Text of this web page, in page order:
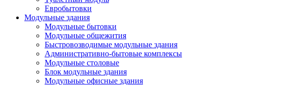
Евробытовки
Модульные здания
Модульные бытовки
Модульные общежития
Быстровозводимые модульные здания
Административно-бытовые комплексы
Модульные столовые
Блок модульные здания
Модульные офисные здания